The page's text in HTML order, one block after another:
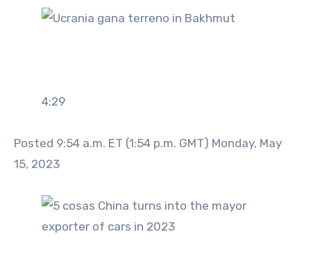
4:29
Posted 9:54 a.m. ET (1:54 p.m. GMT) Monday, May
15, 2023